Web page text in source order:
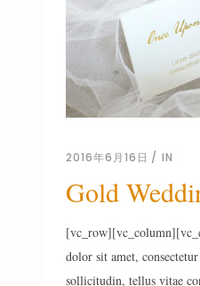
2016年6月16日 IN
Gold
dolor sit amet,
sollicitudin, tellus vitae